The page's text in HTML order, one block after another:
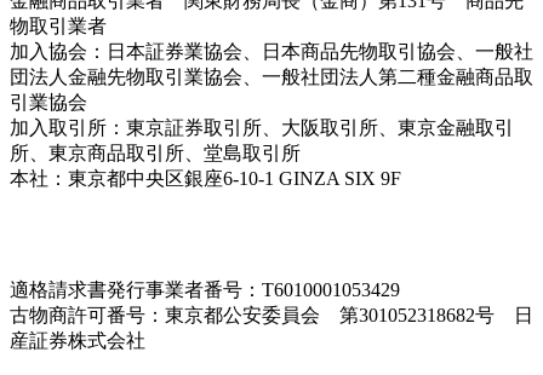
物取引業者
加入協会：日本証券業協会、日本商品先物取引協会、一般社
団法人金融先物取引業協会、一般社団法人第二種金融商品取
引業協会
加入取引所：東京証券取引所、大阪取引所、東京金融取引
所、東京商品取引所、堂島取引所
本社：東京都中央区銀座6-10-1 GINZA SIX 9F
適格請求書発行事業者番号：T6010001053429
古物商許可番号：東京都公安委員会 第301052318682号 日
産証券株式会社